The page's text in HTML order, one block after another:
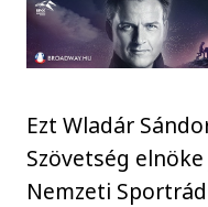
Ezt Wladár
Szövetség
Nemzeti